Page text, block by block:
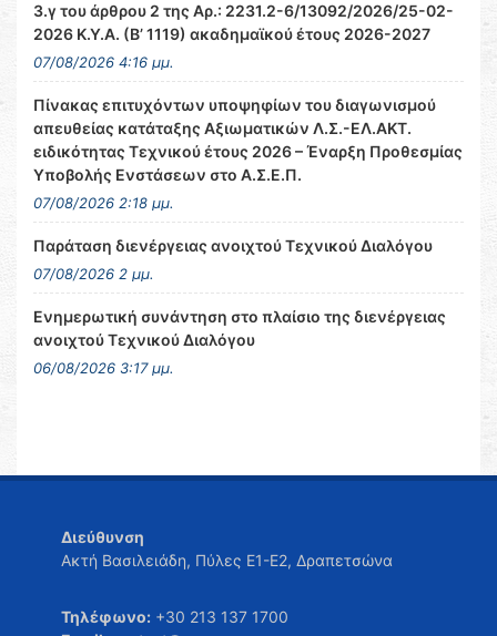
3.γ του άρθρου 2 της Αρ.: 2231.2-6/13092/2026/25-02-
2026 Κ.Υ.Α. (Β’ 1119) ακαδημαϊκού έτους 2026-2027
07/08/2026 4:16 μμ.
Πίνακας επιτυχόντων υποψηφίων του διαγωνισμού
απευθείας κατάταξης Αξιωματικών Λ.Σ.-ΕΛ.ΑΚΤ.
ειδικότητας Τεχνικού έτους 2026 – Έναρξη Προθεσμίας
Υποβολής Ενστάσεων στο Α.Σ.Ε.Π.
07/08/2026 2:18 μμ.
Παράταση διενέργειας ανοιχτού Τεχνικού Διαλόγου
07/08/2026 2 μμ.
Ενημερωτική συνάντηση στο πλαίσιο της διενέργειας
ανοιχτού Τεχνικού Διαλόγου
06/08/2026 3:17 μμ.
Διεύθυνση
Ακτή Βασιλειάδη, Πύλες Ε1-Ε2, Δραπετσώνα
Τηλέφωνο: +30 213 137 1700